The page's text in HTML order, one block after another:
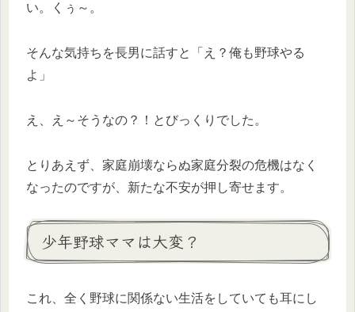
い。くぅ～。
そんな気持ちを長男に話すと「え？俺も野球やる
よ」
え、え～そうなの？！とびっくりでした。
とりあえず、家庭崩壊ならぬ家庭分裂の危機はなく
なったのですが、新たな不安が押し寄せます。
少年野球ママは大変？
これ、全く野球に関係ない生活をしていても耳にし